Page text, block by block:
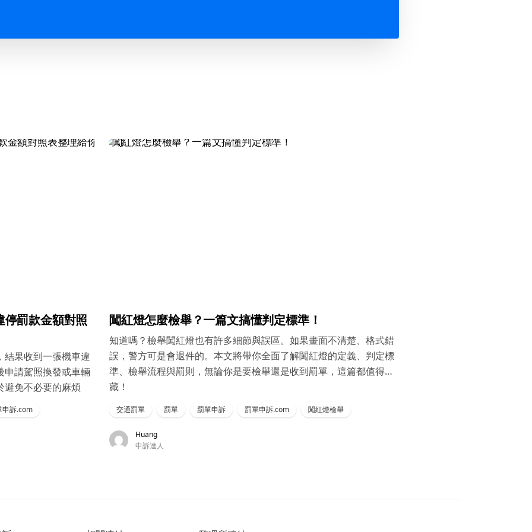
罰款金額對照
結果收到一張機車違
申請駕照換發或車輛
避免不必要的麻煩
申訴.com
闖紅燈怎麼檢舉？一篇文搞懂判定標準！
知道嗎？檢舉闖紅燈也有許多細節與誤區。如果畫面不清楚、格式錯
誤，警方可是會退件的。本文將帶你全面了解闖紅燈的定義、判定標
準、檢舉流程與罰則，無論你是要檢舉還是收到罰單，這篇都值得收
藏！
交通罰單 罰單 罰單申訴 罰單申訴.com 闖紅燈檢舉
Huang
申訴達人